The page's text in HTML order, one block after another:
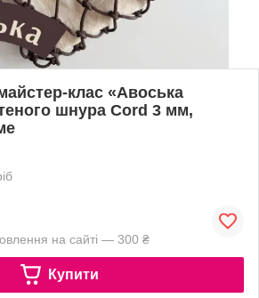
клас «Авоська
шнура Cord 3 мм,
на сайті — 300 ₴
Купити